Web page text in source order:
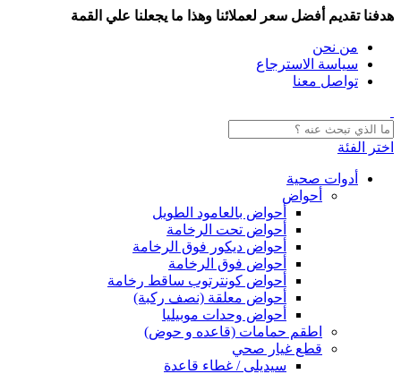
هدفنا تقديم أفضل سعر لعملائنا وهذا ما يجعلنا علي القمة
من نحن
سياسة الاسترجاع
تواصل معنا
اختر الفئة
أدوات صحية
أحواض
أحواض بالعامود الطويل
أحواض تحت الرخامة
أحواض ديكور فوق الرخامة
أحواض فوق الرخامة
أحواض كونترتوب ساقط رخامة
أحواض معلقة (نصف ركبة)
أحواض وحدات موبيليا
اطقم حمامات (قاعده و حوض)
قطع غيار صحي
سيديلى / غطاء قاعدة